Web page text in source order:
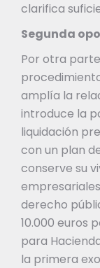
clarifica
Segunda
Por otra
amplía la
introduce la
liquidación
con un plan
conserve su
derecho
10.000 euros
para
la primera